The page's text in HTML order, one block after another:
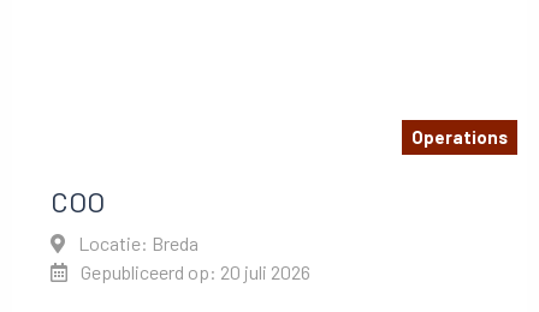
Operations
COO
Locatie: Breda
Gepubliceerd op: 20 juli 2026